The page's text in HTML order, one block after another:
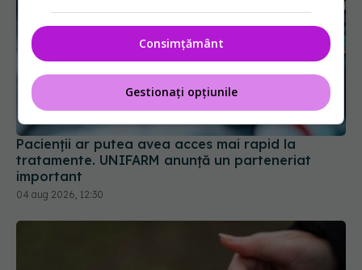
Pacienții ar putea avea acces mai rapid la
tratamente. UNIFARM anunță un parteneriat
important
04 aug 2026, 12:30
Consimțământ
Gestionați opțiunile